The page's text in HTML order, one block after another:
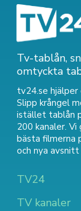
Tv-tablån,
omtyckta
tv24.se hjälper
Slipp krångel
istället tablån
200 kanaler.
bästa filmerna
och nya
TV24
TV kanaler